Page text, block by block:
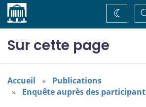
Accueil
de
Sur cette page
Scénario économique
Politique monétaire
Actifs financiers
Accueil
Publications
Enquête auprès des